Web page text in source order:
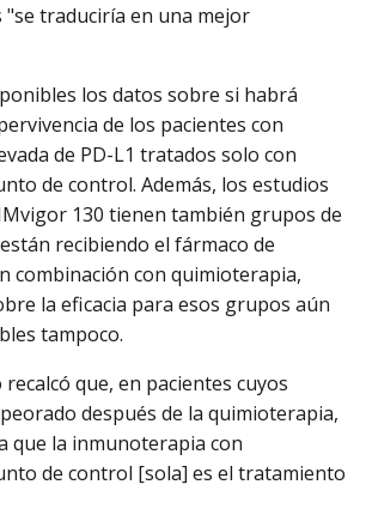
"se traduciría en una mejor
los datos sobre si habrá
de los pacientes con
de PD-L1 tratados solo con
de control. Además, los estudios
130 tienen también grupos de
recibiendo el fármaco de
combinación con quimioterapia,
la eficacia para esos grupos aún
tampoco.
que, en pacientes cuyos
después de la quimioterapia,
que la inmunoterapia con
de control [sola] es el tratamiento